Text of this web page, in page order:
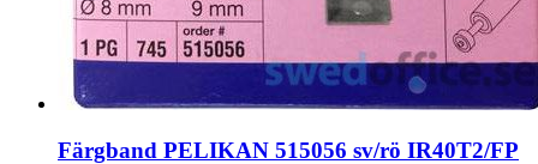
Färgband PELIKAN 515056 sv/rö IR40T2/FP